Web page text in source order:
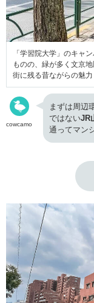
「学習院大学」のキャ
ものの、緑が多く文京
街に残る昔ながらの魅
cowcamo
まずは周辺
ではないJR
通ってマン